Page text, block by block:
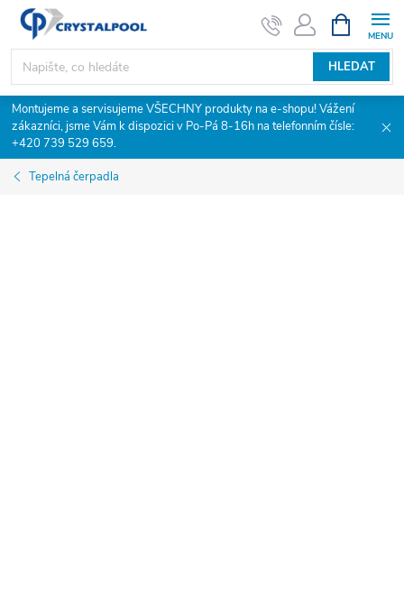
Přejít
obsah
HLEDAT
NÁKUPNÍ
KOŠÍK
Montujeme a servisujeme VŠECHNY produkty na e-shopu! Vážení
zákazníci, jsme Vám k dispozici v Po-Pá 8-16h na telefonním čísle:
+420 739 529 659.
Tepelná čerpadla